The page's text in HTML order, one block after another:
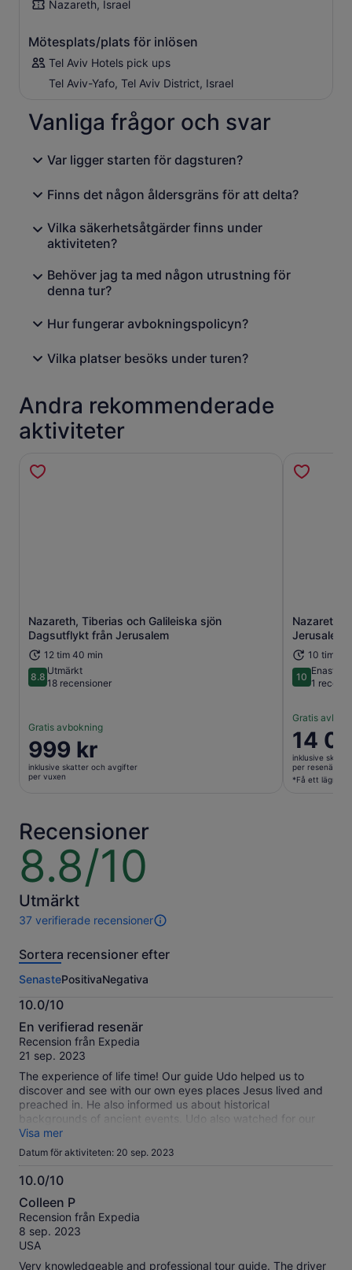
strand kan du besöka kyrkan i Kafarnaum, Petrus hem,
mångfaldigandet av bröden och fiskarna (Mark 6:30-44)
och franciskankyrkan Mensa Christi där Jesus
uppenbarade sig för lärjungarna för sista gången (Joh
bergspredikan (Mat 5)
platsen!
Nazareth, Israel
Mötesplats/plats för inlösen
Tel Aviv Hotels pick ups
Tel Aviv-Yafo, Tel Aviv District, Israel
Vanliga frågor och svar
Var ligger starten för dagsturen?
Finns det någon åldersgräns för att delta?
Vilka säkerhetsåtgärder finns under
aktiviteten?
Behöver jag ta med någon utrustning för
denna tur?
Hur fungerar avbokningspolicyn?
Vilka platser besöks under turen?
Andra rekommenderade
aktiviteter
Nazareth, Tiberias och Galileiska sjön
Dagsutflykt från Jerusalem
12 tim 40 min
8.88.8 av 10
Utmärkt
18 recensioner
Gratis avbokning
Priset
är
999 kr
999 kr
inklusive skatter och avgifter
per vuxen
Öppnas i ny flik
Nazareth
Jerusalem
10 tim
1010 av 10
1
Gratis
Priset
är
14 083 kr
per
14
inklusive
per resenär*
*Få ett lägre
Recensioner
8.8/10
8.8
av
10
Utmärkt
37 verifierade recensioner
37
av
här
aktiviteten.
Mer
information
om
våra
recensioner
Sortera recensioner efter
SenastePositivaNegativa
10.0/10
10.0
av
10
En verifierad resenär
Recension från Expedia
21 sep. 2023
The experience of life time! Our guide Udo helped us to
discover and see with our own eyes places Jesus lived and
preached in. He also informed us about historical
backgrounds of ancient events. Udo also watched for our
group carefully and helped in eventual complications.
Visa mer
Datum för aktiviteten: 20 sep. 2023
10.0/10
10.0
av
10
Colleen P
Recension från Expedia
8 sep. 2023
USA
Very knowledgeable and professional tour guide. The driver